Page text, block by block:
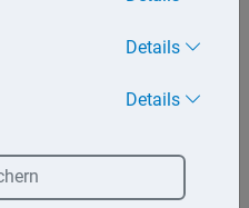
Details
Details